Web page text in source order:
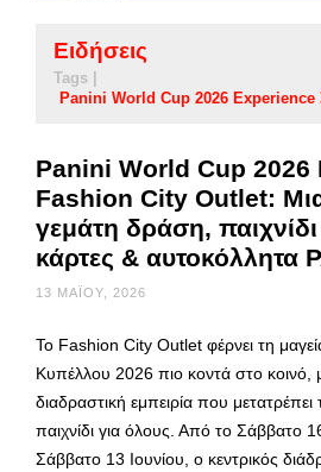
Ειδήσεις
Tags |
Panini World Cup 2026
Panini World Cup 2026
Fashion City Outlet:
γεμάτη δράση,
κάρτες & αυτοκόλλητα
13 ΜΑΪ́ΟΥ, 2026
Το Fashion City Outlet φέρνει τη
Κυπέλλου 2026 πιο κοντά στο κοινό,
διαδραστική εμπειρία που
παιχνίδι για όλους. Από το Σάββατο
Σάββατο 13 Ιουνίου, ο κεντρικός